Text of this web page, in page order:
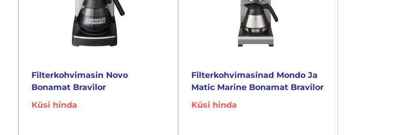
Filterkohvimasin Novo
Bonamat Bravilor
Küsi hinda
Filterkohvimasinad Mondo Ja
Matic Marine Bonamat Bravilor
Küsi hinda